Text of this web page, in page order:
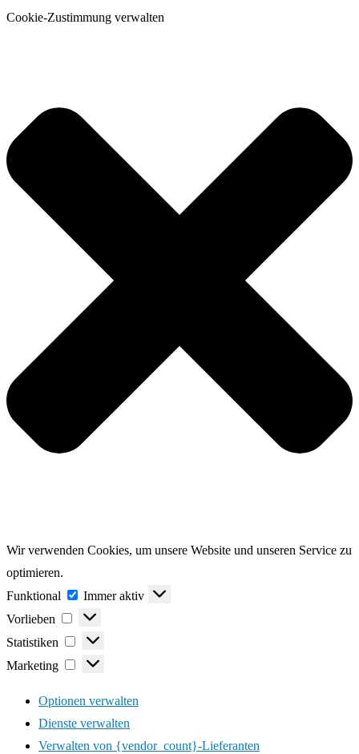
Cookie-Zustimmung verwalten
Wir verwenden Cookies, um unsere Website und unseren Service zu
optimieren.
Funktional
Funktional
Immer aktiv
Vorlieben
Vorlieben
Statistiken
Statistiken
Marketing
Marketing
Optionen verwalten
Dienste verwalten
Verwalten von {vendor_count}-Lieferanten